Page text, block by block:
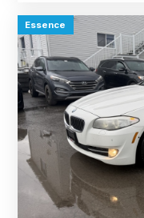
Essence